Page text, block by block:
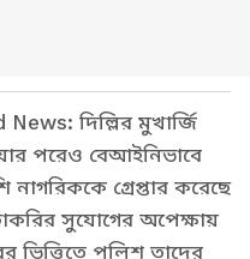
দিল্লির মুখার্জি
পরেও বেআইনিভাবে
গ্রেপ্তার করেছে
সুযোগের অপেক্ষায়
ভিত্তিতে পুলিশ তাদের